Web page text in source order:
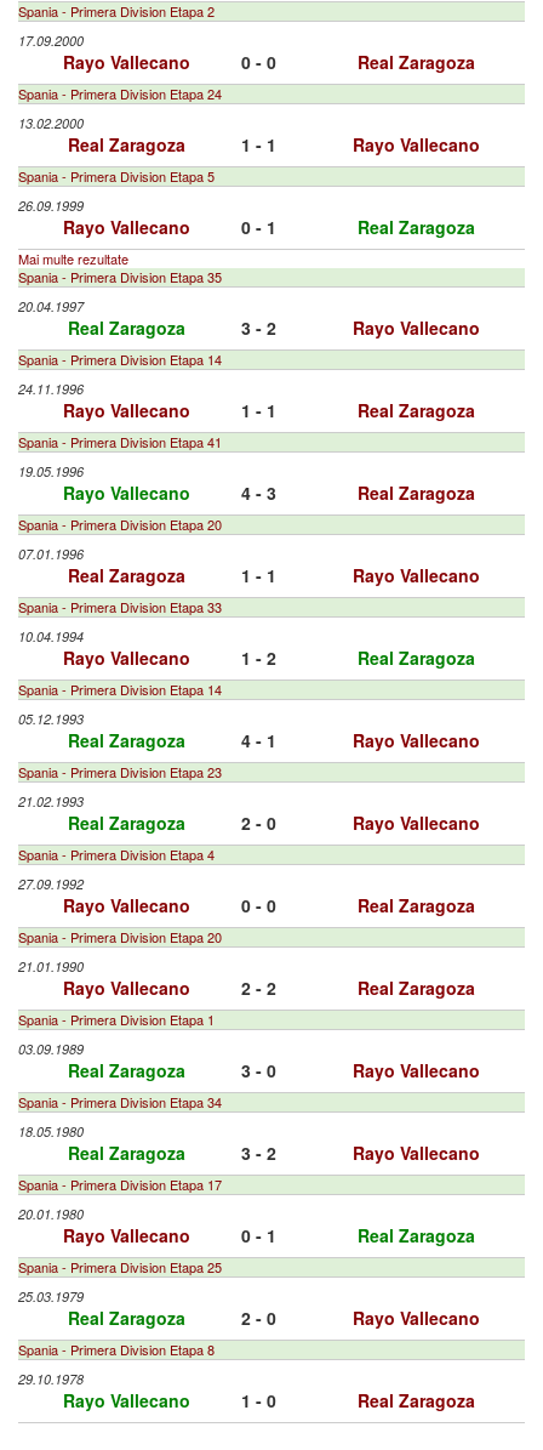
Spania - Primera Division Etapa 2
17.09.2000
Rayo Vallecano 0 - 0 Real Zaragoza
Spania - Primera Division Etapa 24
13.02.2000
Real Zaragoza 1 - 1 Rayo Vallecano
Spania - Primera Division Etapa 5
26.09.1999
Rayo Vallecano 0 - 1 Real Zaragoza
Mai multe rezultate
Spania - Primera Division Etapa 35
20.04.1997
Real Zaragoza 3 - 2 Rayo Vallecano
Spania - Primera Division Etapa 14
24.11.1996
Rayo Vallecano 1 - 1 Real Zaragoza
Spania - Primera Division Etapa 41
19.05.1996
Rayo Vallecano 4 - 3 Real Zaragoza
Spania - Primera Division Etapa 20
07.01.1996
Real Zaragoza 1 - 1 Rayo Vallecano
Spania - Primera Division Etapa 33
10.04.1994
Rayo Vallecano 1 - 2 Real Zaragoza
Spania - Primera Division Etapa 14
05.12.1993
Real Zaragoza 4 - 1 Rayo Vallecano
Spania - Primera Division Etapa 23
21.02.1993
Real Zaragoza 2 - 0 Rayo Vallecano
Spania - Primera Division Etapa 4
27.09.1992
Rayo Vallecano 0 - 0 Real Zaragoza
Spania - Primera Division Etapa 20
21.01.1990
Rayo Vallecano 2 - 2 Real Zaragoza
Spania - Primera Division Etapa 1
03.09.1989
Real Zaragoza 3 - 0 Rayo Vallecano
Spania - Primera Division Etapa 34
18.05.1980
Real Zaragoza 3 - 2 Rayo Vallecano
Spania - Primera Division Etapa 17
20.01.1980
Rayo Vallecano 0 - 1 Real Zaragoza
Spania - Primera Division Etapa 25
25.03.1979
Real Zaragoza 2 - 0 Rayo Vallecano
Spania - Primera Division Etapa 8
29.10.1978
Rayo Vallecano 1 - 0 Real Zaragoza